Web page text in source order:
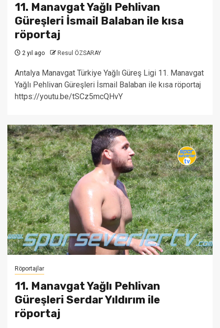
11. Manavgat Yağlı Pehlivan
Güreşleri İsmail Balaban ile kısa
röportaj
2 yıl ago Resul ÖZSARAY
Antalya Manavgat Türkiye Yağlı Güreş Ligi 11. Manavgat
Yağlı Pehlivan Güreşleri İsmail Balaban ile kısa röportaj
https://youtu.be/tSCz5mcQHvY
Röportajlar
11. Manavgat Yağlı Pehlivan
Güreşleri Serdar Yıldırım ile
röportaj